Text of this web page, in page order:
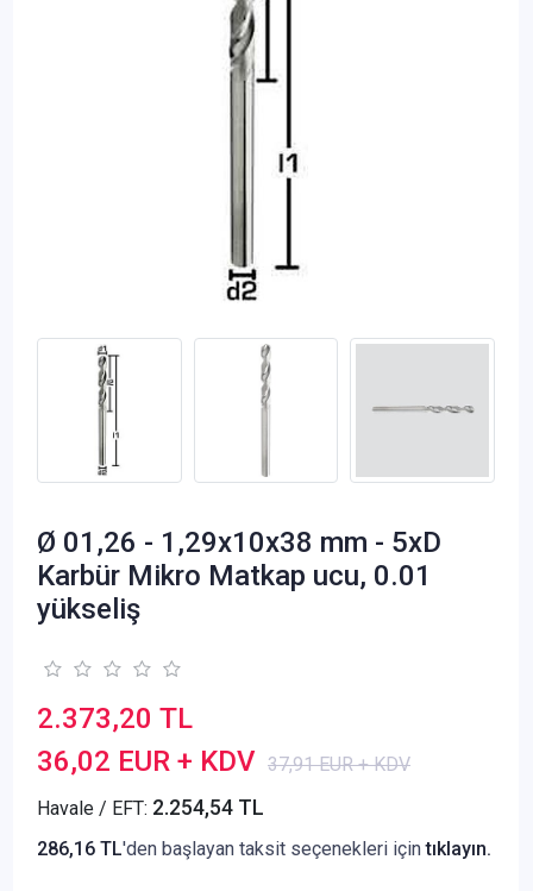
Ø 01,26 - 1,29x10x38 mm - 5xD
Karbür Mikro Matkap ucu, 0.01
yükseliş
2.373,20 TL
36,02 EUR + KDV 37,91 EUR + KDV
Havale / EFT: 2.254,54 TL
286,16 TL'den başlayan taksit seçenekleri içintıklayın.